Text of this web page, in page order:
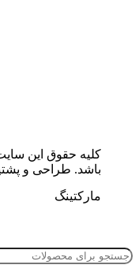
کلیه حقوق این
باشد. طراحی و
مارکتینگ